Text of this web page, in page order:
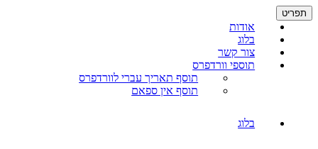
דילוג
לתוכן
תפריט
אודות
בלוג
צור קשר
תוספי וורדפרס
תוסף תאריך עברי לוורדפרס
תוסף אין ספאם
בלוג